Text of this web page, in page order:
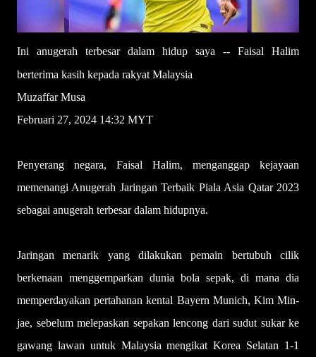
Ini anugerah terbesar dalam hidup saya -- Faisal Halim
berterima kasih kepada rakyat Malaysia
Muzaffar Musa
Februari 27, 2024 14:32 MYT
Penyerang negara, Faisal Halim, menganggap kejayaan
memenangi Anugerah Jaringan Terbaik Piala Asia Qatar 2023
sebagai anugerah terbesar dalam hidupnya.
Jaringan menarik yang dilakukan pemain bertubuh cilik
berkenaan menggemparkan dunia bola sepak, di mana dia
memperdayakan pertahanan kental Bayern Munich, Kim Min-
jae, sebelum melepaskan sepakan lencong dari sudut sukar ke
gawang lawan untuk Malaysia mengikat Korea Selatan 1-1